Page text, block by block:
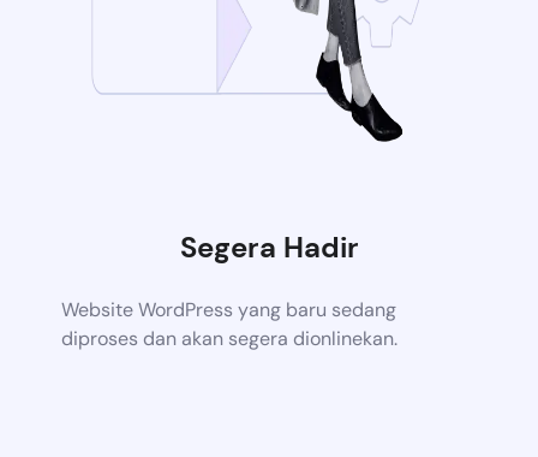
Segera Hadir
Website WordPress yang baru sedang
diproses dan akan segera dionlinekan.